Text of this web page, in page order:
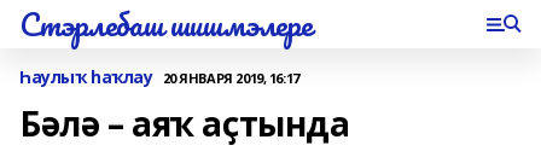
Стэрлебаш шишмэлере
Һаулыҡ һаҡлау 20 ЯНВАРЯ 2019, 16:17
Бәлә – аяҡ аҫтында